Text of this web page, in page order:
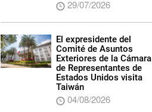
29/07/2026
El expresidente del
Comité de Asuntos
Exteriores de la Cámara
de Representantes de
Estados Unidos visita
Taiwán
04/08/2026